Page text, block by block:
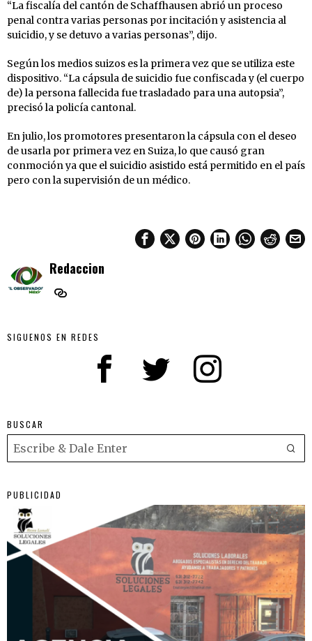
“La fiscalía del cantón de Schaffhausen abrió un proceso
penal contra varias personas por incitación y asistencia al
suicidio, y se detuvo a varias personas”, dijo.
Según los medios suizos es la primera vez que se utiliza este
dispositivo. “La cápsula de suicidio fue confiscada y (el cuerpo
de) la persona fallecida fue trasladado para una autopsia”,
precisó la policía cantonal.
En julio, los promotores presentaron la cápsula con el deseo
de usarla por primera vez en Suiza, lo que causó gran
conmoción ya que el suicidio asistido está permitido en el país
pero con la supervisión de un médico.
Redaccion
SIGUENOS EN REDES
BUSCAR
PUBLICIDAD